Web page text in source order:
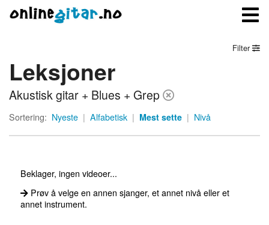
Meny
Logg inn
Filter
Leksjoner
Akustisk gitar + Blues + Grep
Sortering: Nyeste | Alfabetisk | Mest sette | Nivå
Beklager, ingen videoer...
Prøv å velge en annen sjanger, et annet nivå eller et
annet instrument.